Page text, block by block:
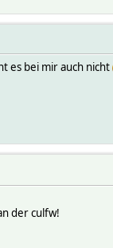
es bei mir auch nicht
der culfw!